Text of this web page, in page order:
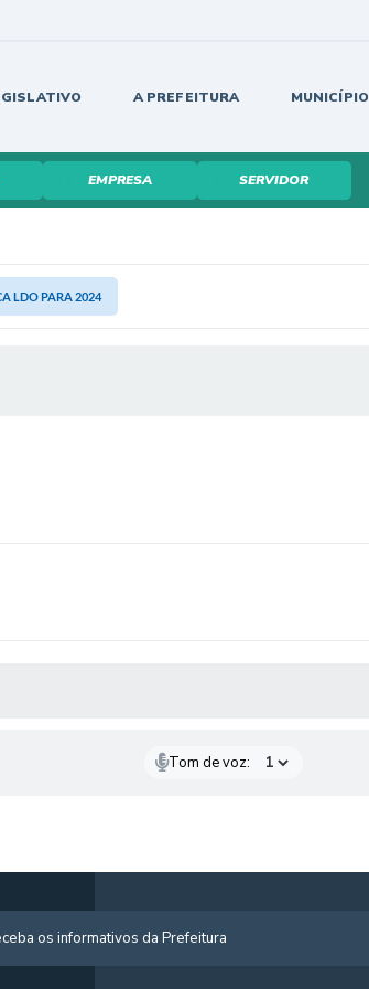
A PREFEITURA MUNICÍPIO
EMPRESA SERVIDOR
LDO PARA 2024
Tom de voz: